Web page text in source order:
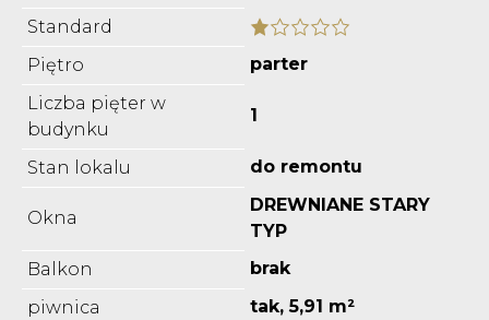
Standard
Piętro
parter
Liczba pięter w
budynku
1
Stan lokalu do remontu
Okna
DREWNIANE STARY
TYP
Balkon
brak
piwnica
tak, 5,91 m²